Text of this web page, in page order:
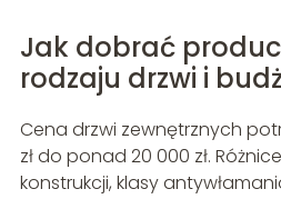
Jak dobrać
rodzaju drzwi i
Cena drzwi zewnętrznych
zł do ponad 20 000 zł.
konstrukcji, klasy